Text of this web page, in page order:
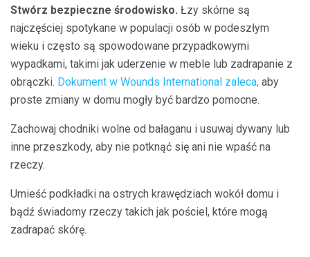
Stwórz bezpieczne środowisko. Łzy skórne są
najczęściej spotykane w populacji osób w podeszłym
wieku i często są spowodowane przypadkowymi
wypadkami, takimi jak uderzenie w meble lub zadrapanie z
obrączki. Dokument w Wounds International zaleca, aby
proste zmiany w domu mogły być bardzo pomocne.
Zachowaj chodniki wolne od bałaganu i usuwaj dywany lub
inne przeszkody, aby nie potknąć się ani nie wpaść na
rzeczy.
Umieść podkładki na ostrych krawędziach wokół domu i
bądź świadomy rzeczy takich jak pościel, które mogą
zadrapać skórę.